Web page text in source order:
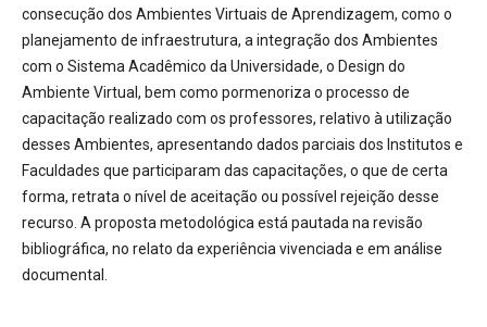
consecução dos Ambientes Virtuais de Aprendizagem, como o
planejamento de infraestrutura, a integração dos Ambientes
com o Sistema Acadêmico da Universidade, o Design do
Ambiente Virtual, bem como pormenoriza o processo de
capacitação realizado com os professores, relativo à utilização
desses Ambientes, apresentando dados parciais dos Institutos e
Faculdades que participaram das capacitações, o que de certa
forma, retrata o nível de aceitação ou possível rejeição desse
recurso. A proposta metodológica está pautada na revisão
bibliográfica, no relato da experiência vivenciada e em análise
documental.